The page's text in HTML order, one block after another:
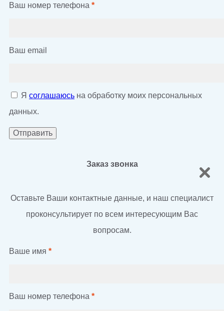
Ваш номер телефона *
Ваш email
Я соглашаюсь на обработку моих персональных
данных.
Заказ звонка
Оставьте Ваши контактные данные, и наш специалист
проконсультирует по всем интересующим Вас
вопросам.
Ваше имя *
Ваш номер телефона *